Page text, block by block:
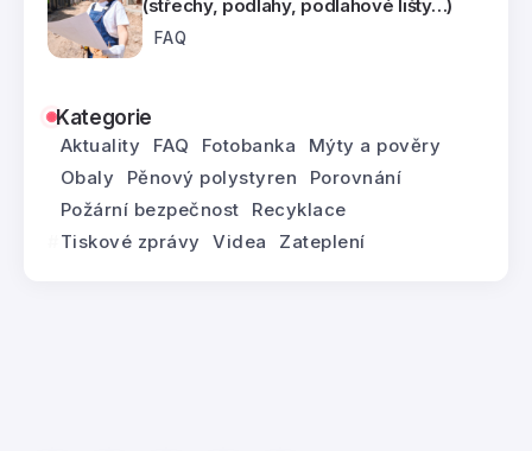
(střechy, podlahy, podlahové lišty…)
FAQ
Kategorie
Aktuality FAQ Fotobanka
Mýty a pověry
Obaly
Pěnový polystyren
Porovnání
Požární bezpečnost
Recyklace
Tiskové zprávy
Videa Zateplení